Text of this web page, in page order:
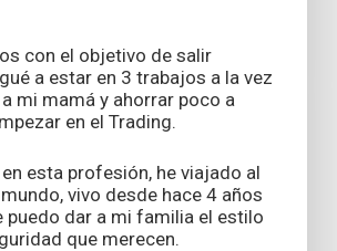
con el objetivo de salir
a estar en 3 trabajos a la vez
mi mamá y ahorrar poco a
en el Trading.
esta profesión, he viajado al
vivo desde hace 4 años
puedo dar a mi familia el estilo
que merecen.